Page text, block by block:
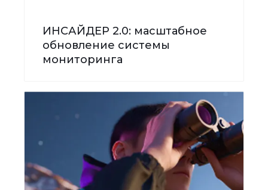
ИНСАЙДЕР 2.0: масштабное
обновление системы
мониторинга